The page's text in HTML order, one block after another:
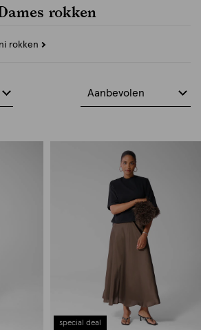
rokken
rokken Refine
Aanbevolen
special deal